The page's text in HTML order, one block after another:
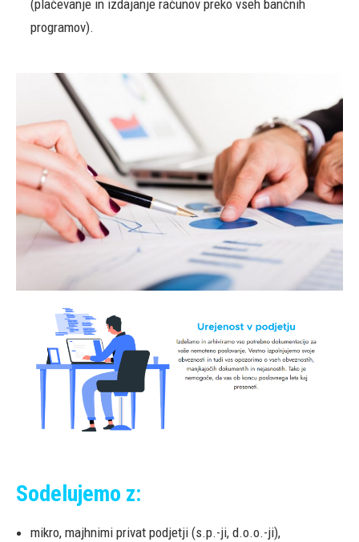
(plačevanje in izdajanje računov preko vseh bančnih
programov).
Sodelujemo z:
mikro, majhnimi privat podjetji (s.p.-ji, d.o.o.-ji),